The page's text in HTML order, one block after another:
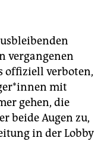
vergangenen
offiziell verboten,
mit
gehen, die
beide Augen zu,
in der Lobby